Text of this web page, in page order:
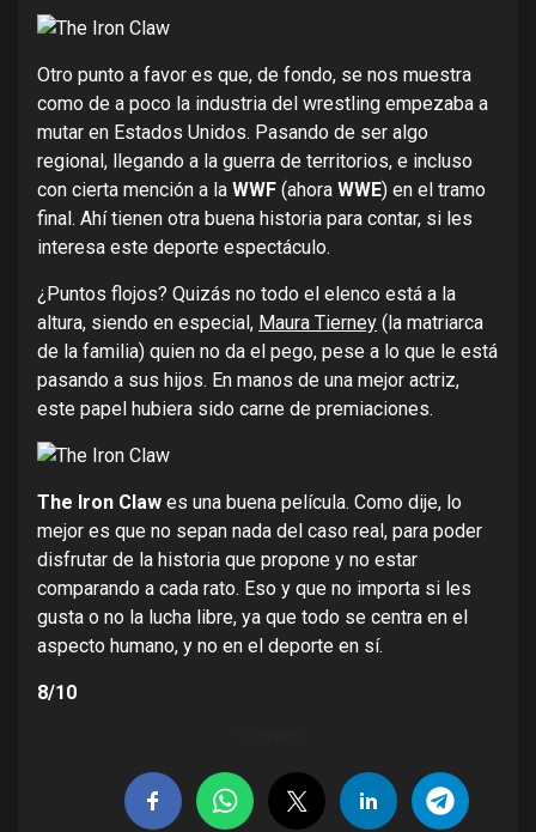
Otro punto a favor es que, de fondo, se nos muestra
como de a poco la industria del wrestling empezaba a
mutar en Estados Unidos. Pasando de ser algo
regional, llegando a la guerra de territorios, e incluso
con cierta mención a la WWF (ahora WWE) en el tramo
final. Ahí tienen otra buena historia para contar, si les
interesa este deporte espectáculo.
¿Puntos flojos? Quizás no todo el elenco está a la
altura, siendo en especial, Maura Tierney (la matriarca
de la familia) quien no da el pego, pese a lo que le está
pasando a sus hijos. En manos de una mejor actriz,
este papel hubiera sido carne de premiaciones.
The Iron Claw es una buena película. Como dije, lo
mejor es que no sepan nada del caso real, para poder
disfrutar de la historia que propone y no estar
comparando a cada rato. Eso y que no importa si les
gusta o no la lucha libre, ya que todo se centra en el
aspecto humano, y no en el deporte en sí.
8/10